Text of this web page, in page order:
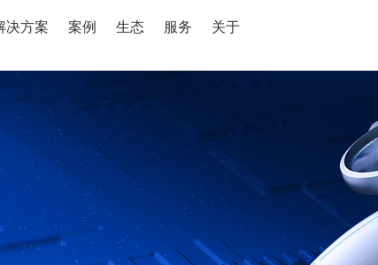
决方案 案例 生态 服务 关于